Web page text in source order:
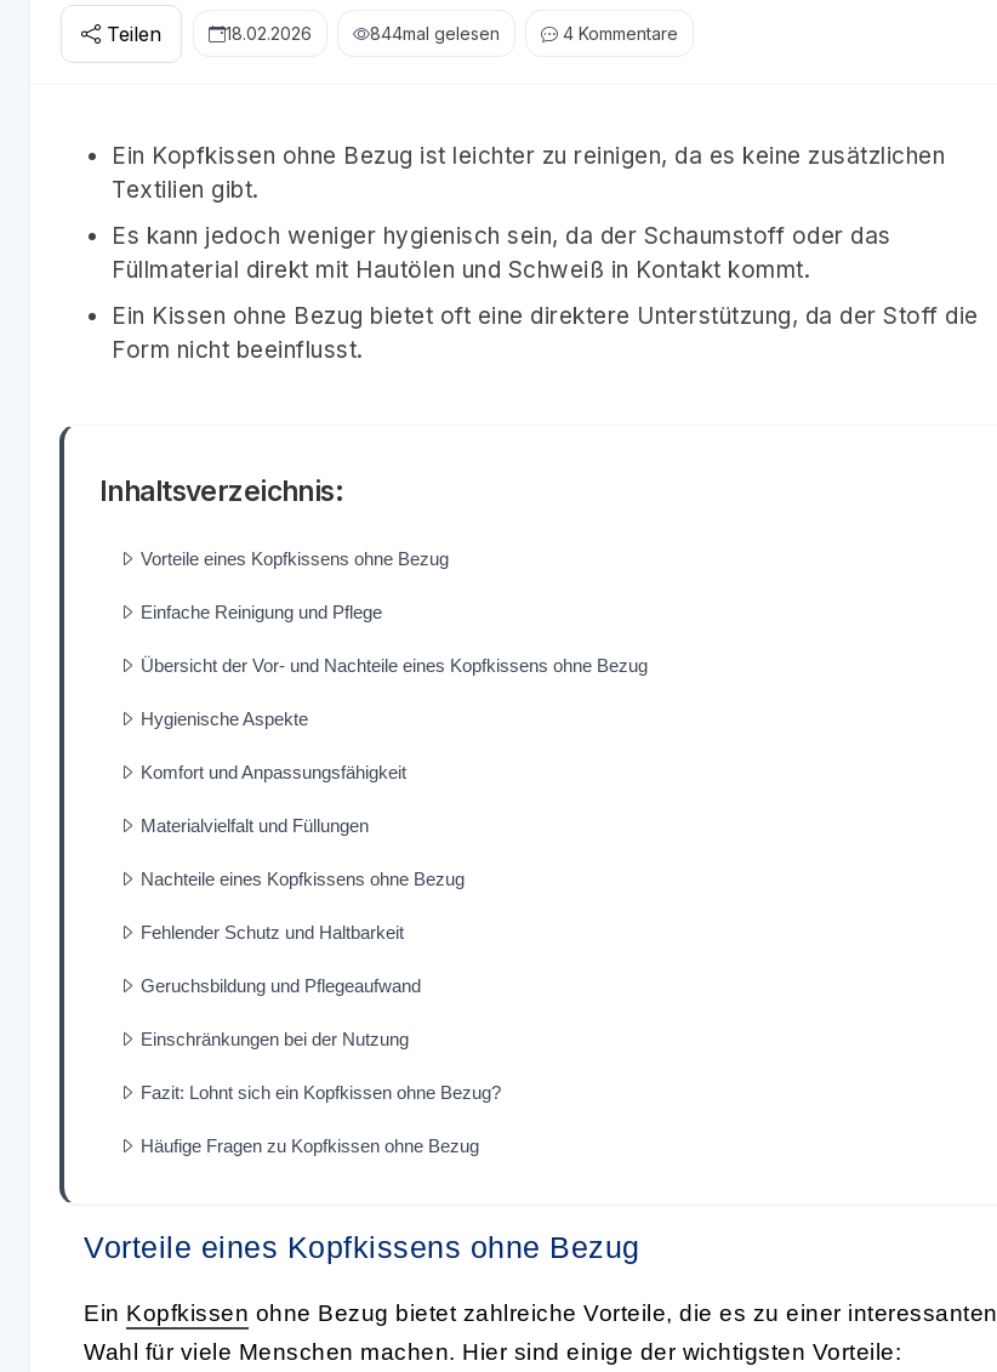
Teilen 18.02.2026 844mal gelesen 4 Kommentare
Ein Kopfkissen ohne Bezug ist leichter zu reinigen, da es keine zusätzlichen
Textilien gibt.
Es kann jedoch weniger hygienisch sein, da der Schaumstoff oder das
Füllmaterial direkt mit Hautölen und Schweiß in Kontakt kommt.
Ein Kissen ohne Bezug bietet oft eine direktere Unterstützung, da der Stoff die
Form nicht beeinflusst.
Inhaltsverzeichnis:
Vorteile eines Kopfkissens ohne Bezug
Einfache Reinigung und Pflege
Übersicht der Vor- und Nachteile eines Kopfkissens ohne Bezug
Hygienische Aspekte
Komfort und Anpassungsfähigkeit
Materialvielfalt und Füllungen
Nachteile eines Kopfkissens ohne Bezug
Fehlender Schutz und Haltbarkeit
Geruchsbildung und Pflegeaufwand
Einschränkungen bei der Nutzung
Fazit: Lohnt sich ein Kopfkissen ohne Bezug?
Häufige Fragen zu Kopfkissen ohne Bezug
Vorteile eines Kopfkissens ohne Bezug
Ein Kopfkissen ohne Bezug bietet zahlreiche Vorteile, die es zu einer interessanten
Wahl für viele Menschen machen. Hier sind einige der wichtigsten Vorteile: